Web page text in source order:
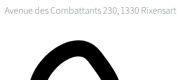
Avenue des Combattants 230, 1330 Rixensart